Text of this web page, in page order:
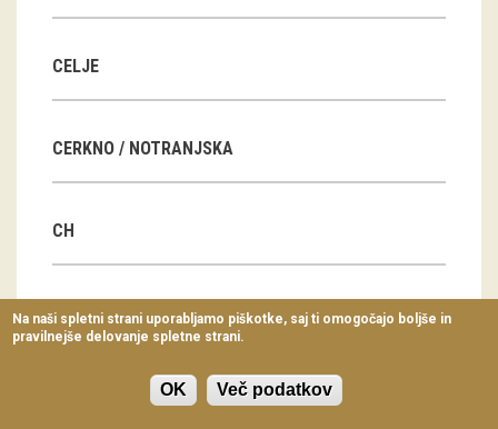
Arhiv razstav
dogodki
Predavanja
Delavnice
Vodeni ogledi
CELJE
CERKNO / NOTRANJSKA
CH
CN
Na naši spletni strani uporabljamo piškotke, saj ti omogočajo boljše in
pravilnejše delovanje spletne strani.
OK Več podatkov